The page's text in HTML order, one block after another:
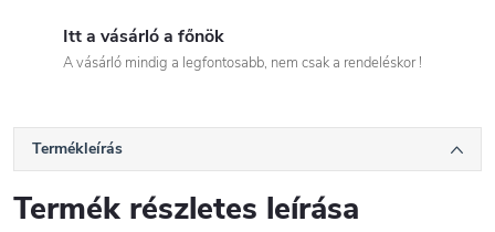
Itt a vásárló a főnök
A vásárló mindig a legfontosabb, nem csak a rendeléskor !
Termékleírás
Termék részletes leírása